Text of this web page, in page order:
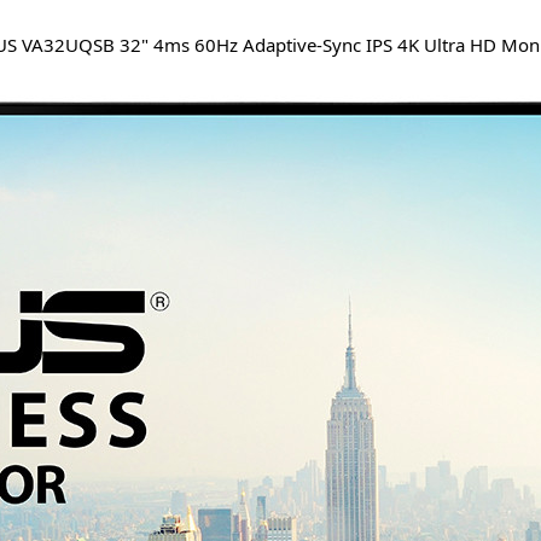
VA32UQSB 32" 4ms 60Hz Adaptive-Sync IPS 4K Ultra HD